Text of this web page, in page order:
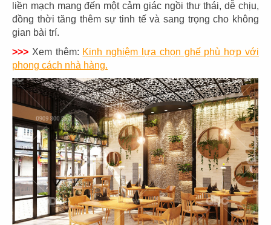
liền mạch mang đến một cảm giác ngồi thư thái, dễ chịu,
đồng thời tăng thêm sự tinh tế và sang trọng cho không
gian bài trí.
>>> Xem thêm: Kinh nghiệm lựa chọn ghế phù hợp với
phong cách nhà hàng.
THIẾT KẾ NHÀ HÀNG TIỆC CƯỚI IRON
CENTER
Chủ đầu tư: Nhà Hàng Tiệc Cưới Iron Center
Diện tích: 1,000m2
Địa chỉ: Cai Lậy - Tiền Giang
CHI TIẾT